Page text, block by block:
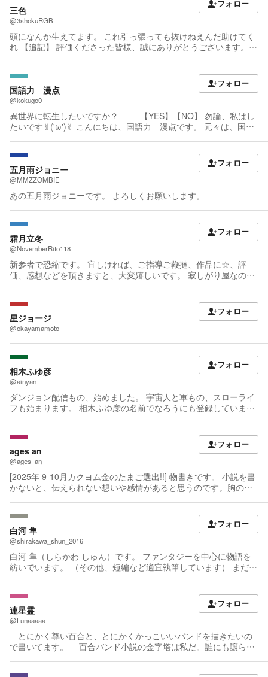
三色
@3shokuRGB
頭になんか生えてます。 これ引っ張っても抜けねえんだ助けてく
れ 【追記】 評価くださった皆様、誠にありがとうございます。
おります。反応貰えたら作品を読みに行くかもしれません。
フォロー
国語力 漫点
@kokugo0
異世界に転生したいですか？ 【YES】【NO】 勿論、私はし
たいです✌︎('ω')✌︎ こんにちは、国語力 漫点です。 元々は、国語
お願いいたしますm(_ _)m 好きな物は、ファンタジー！ （転スラ
や無職転生を読んで、自分も書いてみよと思いました_φ(･_･) ）
今の目標は、生成ＡＩより面白い作品を書く事——。
フォロー
五月雨ジョニー
@MMZZOMBIE
あの五月雨ジョニーです。 よろしくお願いします。
フォロー
霜月立冬
@NovemberRito118
新参者で恐縮です。 宜しければ、ご指導ご鞭撻、作品に☆、評
価、感想などを頂きますと、大変嬉しいです。 寂しがり屋なの
フォロー
星ジョージ
@okayamamoto
フォロー
相木ふゆ彦
@ainyan
ダンジョン配信もの、始めました。 宇宙人と軍もの、スローライ
フも始まります。 相木ふゆ彦の名前でなろうにも登録していま
フォロー
ages an
@ages_an
[2025年 9-10月カクヨム金のたまご選出!!] 物書きです。 小説を書
かないと、伝えられない想いや感情があると思うのです。胸の奥
れば。これ以上の喜びはありません。 拙作「サイバーパンク・フ
ットボール」を、カクヨム金のたまごに選んで頂きました。ちゃ
んと卵から孵化して、ひよこから成鳥になれるよう、日々努力を
重ねていきたいと思います。
フォロー
白河 隼
@shirakawa_shun_2016
白河 隼（しらかわ しゅん）です。 ファンタジーを中心に物語を
紡いでいます。 （その他、短編など適宜執筆しています） まだま
説書かれてる方、小説がお好きな方、ぜひお気軽にメッセージや
感想・コメントなどで交流させてください！ どうぞ温かく見守っ
ていただけますと幸いです。 ※レビューコメントはすべて近況ノ
ートで御礼させていただいております。もし、不都合などあれ
ば、削除しますのでお問い合わせください。
フォロー
連星霊
@Lunaaaaa
とにかく尊い百合と、とにかくかっこいいバンドを描きたいの
で書いてます。 百合バンド小説の金字塔は私だ。誰にも譲らね
フォロー